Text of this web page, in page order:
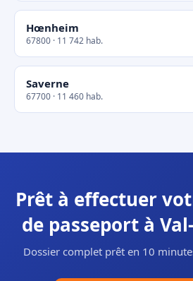
Hœnheim
67800 · 11 742 hab.
Saverne
67700 · 11 460 hab.
Prêt à effectuer
de passeport à
Dossier complet prêt en 10